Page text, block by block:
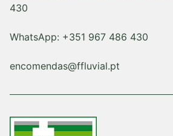
430
WhatsApp: +351 967 486 430
encomendas@ffluvial.pt